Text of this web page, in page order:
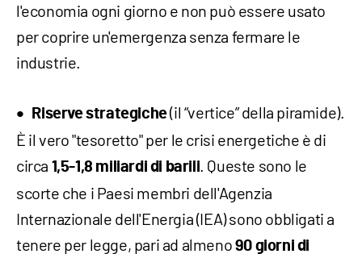
l'economia ogni giorno e non può essere usato
per coprire un'emergenza senza fermare le
industrie.​
Riserve strategiche(il “vertice” della piramide).
È il vero "tesoretto" per le crisi energetiche è di
circa 1,5-1,8 miliardi di barili. Queste sono le
scorte che i Paesi membri dell'Agenzia
Internazionale dell'Energia (IEA) sono obbligati a
tenere per legge, pari ad almeno 90 giorni di